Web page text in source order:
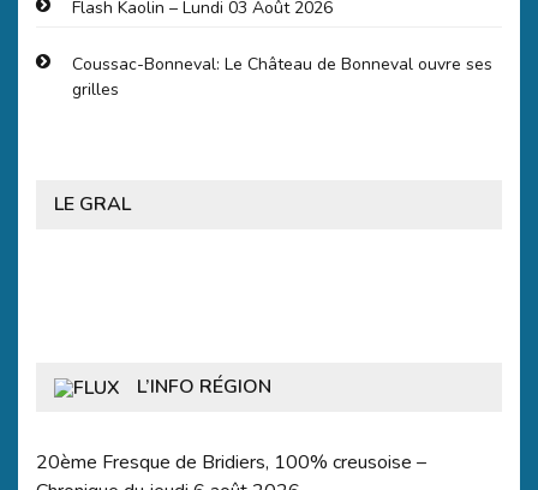
Flash Kaolin – Lundi 03 Août 2026
Coussac-Bonneval: Le Château de Bonneval ouvre ses
grilles
LE GRAL
L’INFO RÉGION
20ème Fresque de Bridiers, 100% creusoise –